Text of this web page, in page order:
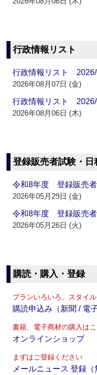
行政情報リスト
行政情報リスト
2026年08月07日 (金)
行政情報リスト
2026年08月06日 (木)
登録販売者試験・日
令和8年度 登録販売
2026年05月29日 (金)
令和8年度 登録販売
2026年05月26日 (火)
購読・購入・登録
プランいろいろ、スタイ
購読申込み（新聞 / 電子
書籍、電子商材の購入は
オンラインショップ
まずはご登録ください
メールニュース 登録（